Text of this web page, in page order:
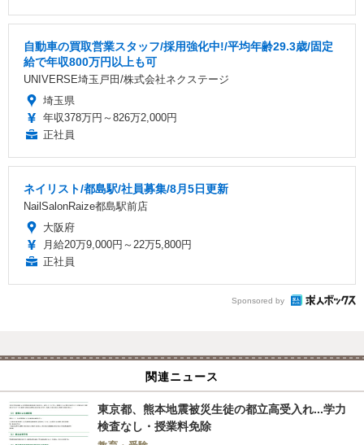
自動車の買取営業スタッフ/採用強化中!/平均年齢29.3歳/固定
給で年収800万円以上も可
UNIVERSE埼玉戸田/株式会社ネクステージ
埼玉県
年収378万円～826万2,000円
正社員
ネイリスト/都島駅/社員募集/8月5日更新
NailSalonRaize都島駅前店
大阪府
月給20万9,000円～22万5,800円
正社員
Sponsored by
関連ニュース
東京都、熊本地震被災生徒の都立高受入れ...学力
検査なし・授業料免除